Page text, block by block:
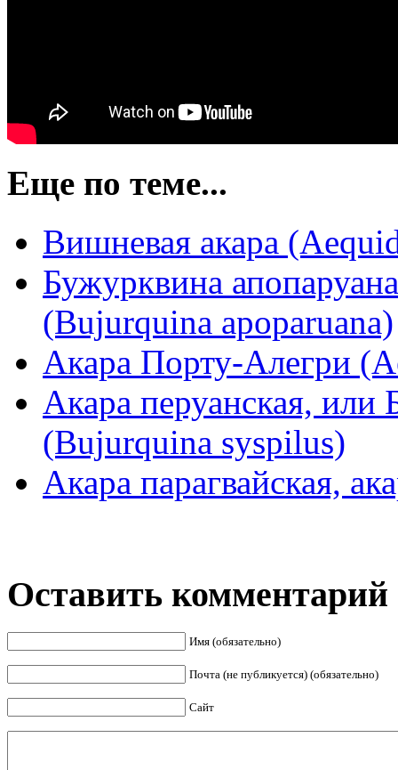
Еще по теме...
Вишневая акара
Бужурквина
(Bujurquina apoparuana)
Акара Порту-Алегри
Акара перуанская, или
(Bujurquina syspilus)
Акара парагвайская,
Оставить комментарий
Имя (обязательно)
Почта (не публикуется) (обязательно)
Сайт